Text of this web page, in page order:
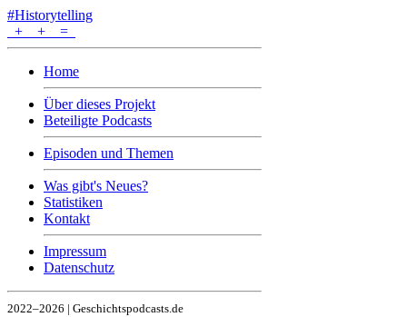
#Historytelling
+
+ =
Home
Über dieses Projekt
Beteiligte Podcasts
Episoden und Themen
Was gibt's Neues?
Statistiken
Kontakt
Impressum
Datenschutz
2022–2026 | Geschichtspodcasts.de